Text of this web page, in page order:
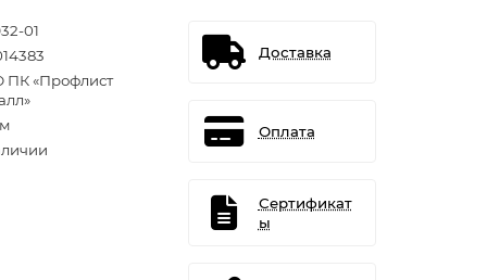
01
«Профлист
Доставка
Оплата
Сертификат
ы